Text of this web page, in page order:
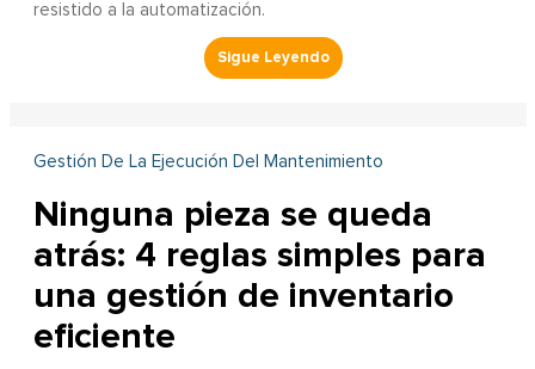
resistido a la automatización.
Gestión De La Ejecución Del Mantenimiento
Ninguna pieza se queda
atrás: 4 reglas simples para
una gestión de inventario
eficiente